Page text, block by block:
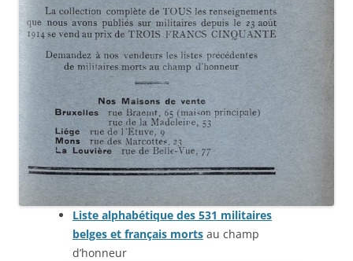
Liste alphabétique des 531 militaires
belges et français morts au champ
d’honneur